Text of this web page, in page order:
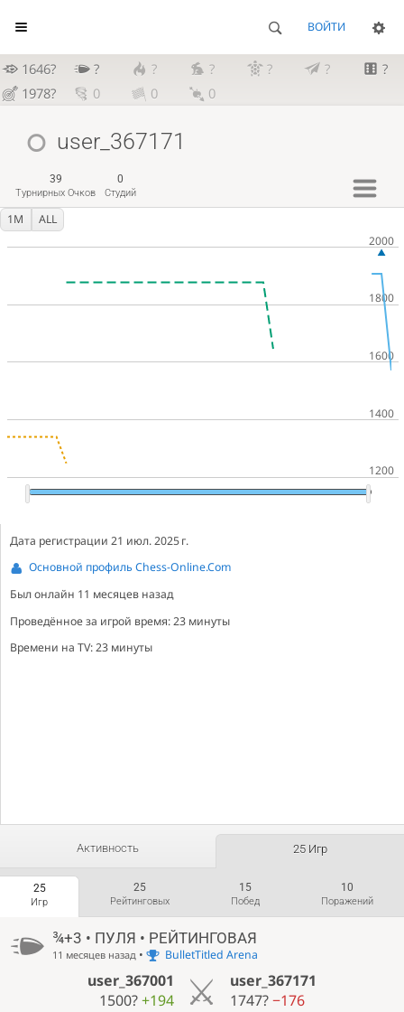
ВОЙТИ
1646? ? ? ? ? ?
?
1978?
0 0 0
user_367171
39
Турнирных Очков
0
Студий
1M ALL
Дата регистрации 21 июл. 2025 г.
Основной профиль Chess-Online.Com
Был онлайн 11 месяцев назад
Проведённое за игрой время: 23 минуты
Времени на TV: 23 минуты
Активность 25 Игр
25
Игр
25
Рейтинговых
15
Побед
10
Поражений
¾+3 • ПУЛЯ • РЕЙТИНГОВАЯ
11 месяцев назад• BulletTitled Arena
user_367001
1500?+194
user_367171
1747?−176